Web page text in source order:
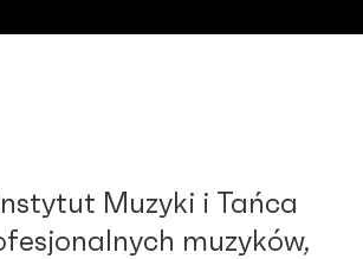
Muzyki i Tańca
muzyków,